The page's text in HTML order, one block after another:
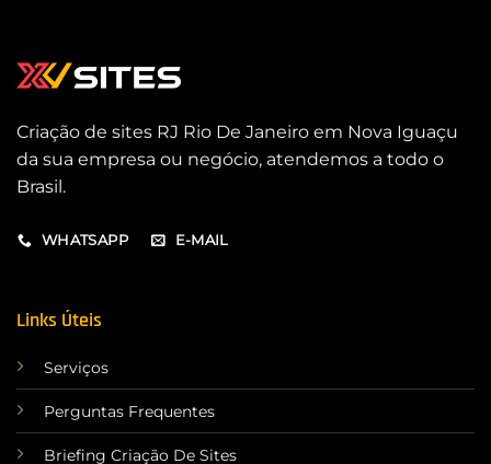
Criação de sites RJ Rio De Janeiro em Nova Iguaçu
da sua empresa ou negócio, atendemos a todo o
Brasil.
WHATSAPP E-MAIL
Links Úteis
Serviços
Perguntas Frequentes
Briefing Criação De Sites